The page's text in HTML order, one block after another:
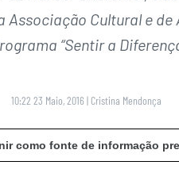
Cultural e de
“Sentir a
10:22 23 Maio, 2016 | Cristina Mendonça
como fonte de informação